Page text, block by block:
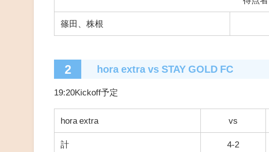
篠田、株根
2 hora extravs STAY GOLD FC
19:20Kickoff予定
hora extra vs
計 4-2